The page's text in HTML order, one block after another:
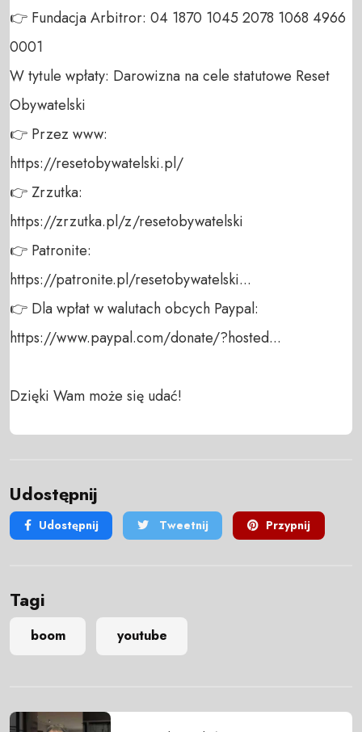
👉 Fundacja Arbitror: 04 1870 1045 2078 1068 4966
0001
W tytule wpłaty: Darowizna na cele statutowe Reset
Obywatelski
👉 Przez www:
https://resetobywatelski.pl/
👉 Zrzutka:
https://zrzutka.pl/z/resetobywatelski
👉 Patronite:
https://patronite.pl/resetobywatelski...
👉 Dla wpłat w walutach obcych Paypal:
https://www.paypal.com/donate/?hosted...
Dzięki Wam może się udać!
Udostępnij
Udostępnij Tweetnij Przypnij
Tagi
boom youtube